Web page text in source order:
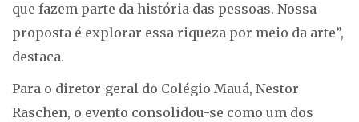
que fazem parte da história das pessoas. Nossa
proposta é explorar essa riqueza por meio da arte”,
destaca.
Para o diretor-geral do Colégio Mauá, Nestor
Raschen, o evento consolidou-se como um dos